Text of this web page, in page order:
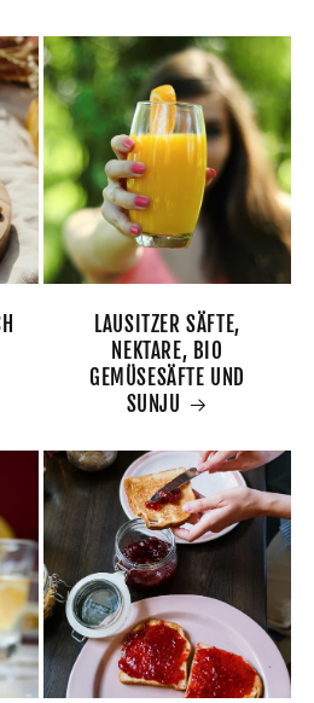
LAUSITZER SÄFTE,
NEKTARE, BIO
GEMÜSESÄFTE UND
SUNJU